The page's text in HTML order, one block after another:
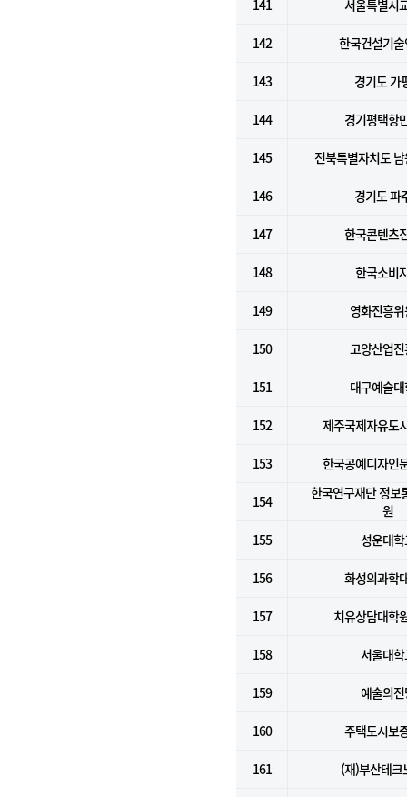
141 서울특별시
142 한국건설기
143 경기도 가
144 경기평택항
145 전북특별자치도
146 경기도 파
147 한국콘텐츠
148 한국소비
149 영화진흥
150 고양산업
151 대구예술
152 제주국제자유도
153 한국공예디자인
154
한국연구재단 정보
원
155
성운대
156 화성의과학
157 치유상담대학
158 서울대
159 예술의
160 주택도시보
161 (재)부산테크